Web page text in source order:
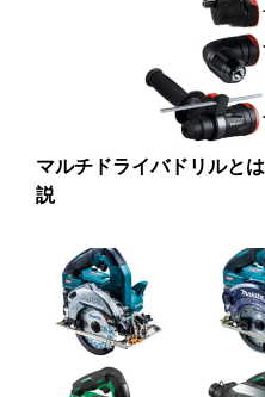
マルチドライバドリルと
説